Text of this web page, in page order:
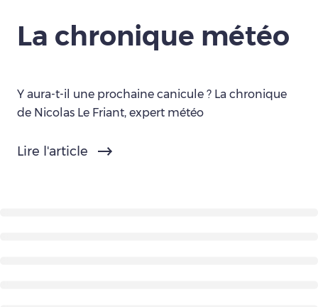
La chronique météo
Y aura-t-il une prochaine canicule ? La chronique
de Nicolas Le Friant, expert météo
Lire l'article